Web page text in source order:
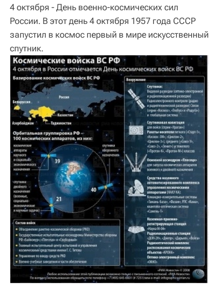
4 октября - День военно-космических сил
России. В этот день 4 октября 1957 года СССР
запустил в космос первый в мире искусственный
спутник.